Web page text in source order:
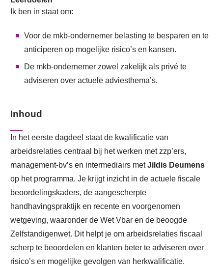
Ik ben in staat om:
Voor de mkb-ondernemer belasting te besparen en te
anticiperen op mogelijke risico’s en kansen.
De mkb-ondernemer zowel zakelijk als privé te
adviseren over actuele adviesthema’s.
Inhoud
In het eerste dagdeel staat de kwalificatie van
arbeidsrelaties centraal bij het werken met zzp’ers,
management‑bv’s en intermediairs metJildis Deumens
op het programma. Je krijgt inzicht in de actuele fiscale
beoordelingskaders, de aangescherpte
handhavingspraktijk en recente en voorgenomen
wetgeving, waaronder de Wet Vbar en de beoogde
Zelfstandigenwet. Dit helpt je om arbeidsrelaties fiscaal
scherp te beoordelen en klanten beter te adviseren over
risico’s en mogelijke gevolgen van herkwalificatie.